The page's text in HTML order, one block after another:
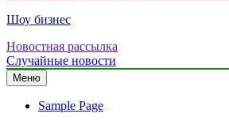
Шоу бизнес
Новостная рассылка
Случайные новости
Меню
Sample Page